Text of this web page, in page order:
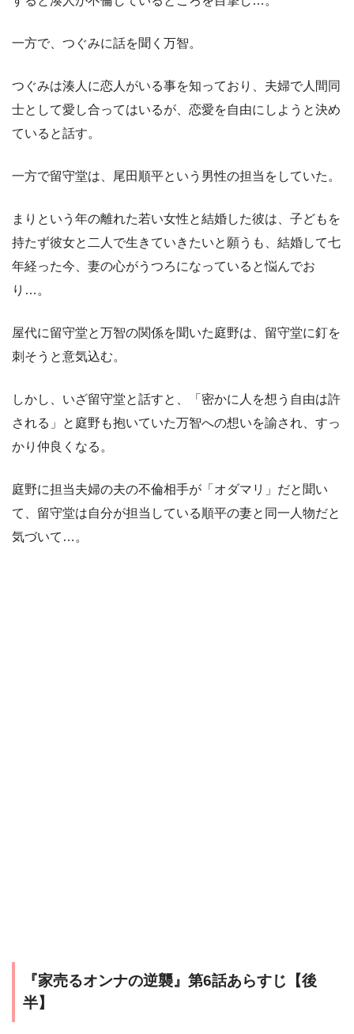
一方で、つぐみに話を聞く万智。
つぐみは湊人に恋人がいる事を知っており、夫婦で人間同
士として愛し合ってはいるが、恋愛を自由にしようと決め
ていると話す。
一方で留守堂は、尾田順平という男性の担当をしていた。
まりという年の離れた若い女性と結婚した彼は、子どもを
持たず彼女と二人で生きていきたいと願うも、結婚して七
年経った今、妻の心がうつろになっていると悩んでお
り…。
屋代に留守堂と万智の関係を聞いた庭野は、留守堂に釘を
刺そうと意気込む。
しかし、いざ留守堂と話すと、「密かに人を想う自由は許
される」と庭野も抱いていた万智への想いを諭され、すっ
かり仲良くなる。
庭野に担当夫婦の夫の不倫相手が「オダマリ」だと聞い
て、留守堂は自分が担当している順平の妻と同一人物だと
気づいて…。
『家売るオンナの逆襲』第6話あらすじ【後
半】